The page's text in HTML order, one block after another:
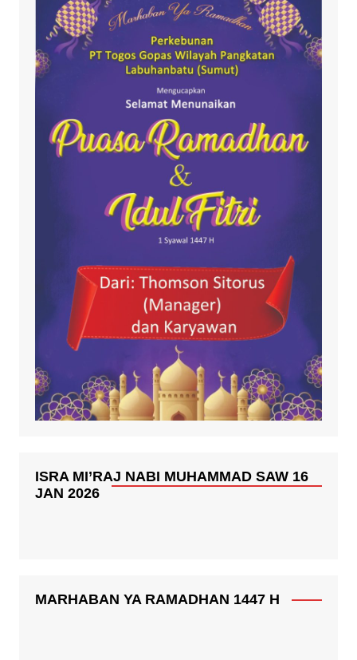
ISRA MI’RAJ NABI MUHAMMAD SAW 16
JAN 2026
MARHABAN YA RAMADHAN 1447 H